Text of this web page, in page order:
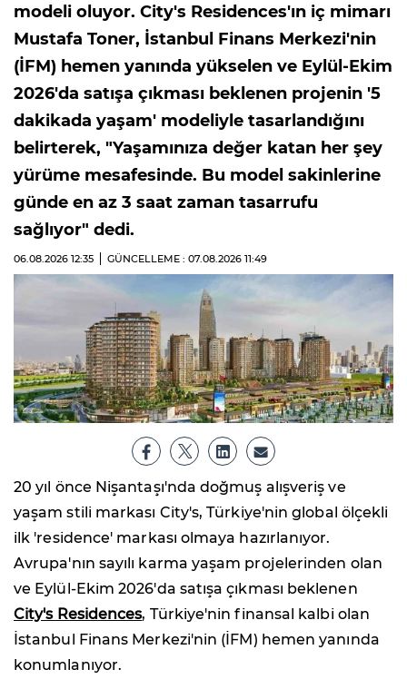
modeli oluyor. City's Residences'ın iç mimarı
Mustafa Toner, İstanbul Finans Merkezi'nin
(İFM) hemen yanında yükselen ve Eylül-Ekim
2026'da satışa çıkması beklenen projenin '5
dakikada yaşam' modeliyle tasarlandığını
belirterek, "Yaşamınıza değer katan her şey
yürüme mesafesinde. Bu model sakinlerine
günde en az 3 saat zaman tasarrufu
sağlıyor" dedi.
06.08.2026 12:35 GÜNCELLEME : 07.08.2026 11:49
20 yıl önce Nişantaşı'nda doğmuş alışveriş ve
yaşam stili markası City's, Türkiye'nin global ölçekli
ilk 'residence' markası olmaya hazırlanıyor.
Avrupa'nın sayılı karma yaşam projelerinden olan
ve Eylül-Ekim 2026'da satışa çıkması beklenen
City's Residences, Türkiye'nin finansal kalbi olan
İstanbul Finans Merkezi'nin (İFM) hemen yanında
konumlanıyor.